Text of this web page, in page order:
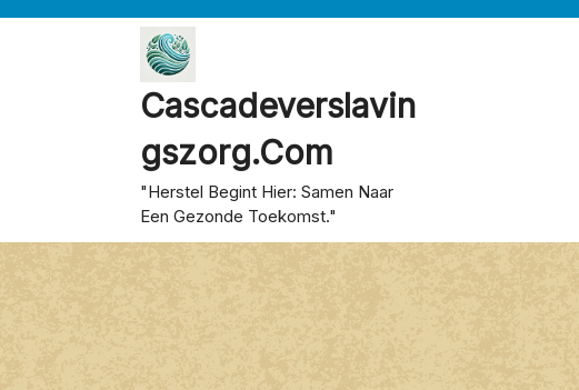
Cascadeverslavin
Gszorg.com
"Herstel Begint Hier: Samen Naar
Een Gezonde Toekomst."